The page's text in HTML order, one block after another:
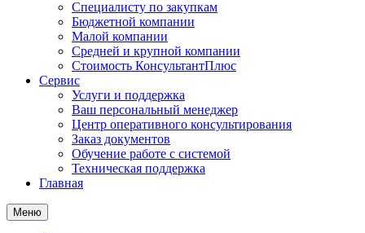
Специалисту по закупкам
Бюджетной компании
Малой компании
Средней и крупной компании
Стоимость КонсультантПлюс
Сервис
Услуги и поддержка
Ваш персональный менеджер
Центр оперативного консультирования
Заказ документов
Обучение работе с системой
Техническая поддержка
Главная
Меню